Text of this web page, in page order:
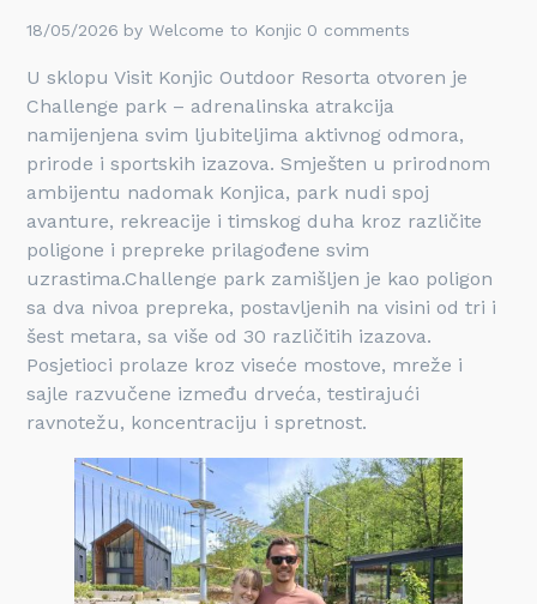
18/05/2026 byWelcome to Konjic 0 comments
U sklopu Visit Konjic Outdoor Resorta otvoren je
Challenge park – adrenalinska atrakcija
namijenjena svim ljubiteljima aktivnog odmora,
prirode i sportskih izazova. Smješten u prirodnom
ambijentu nadomak Konjica, park nudi spoj
avanture, rekreacije i timskog duha kroz različite
poligone i prepreke prilagođene svim
uzrastima.Challenge park zamišljen je kao poligon
sa dva nivoa prepreka, postavljenih na visini od tri i
šest metara, sa više od 30 različitih izazova.
Posjetioci prolaze kroz viseće mostove, mreže i
sajle razvučene između drveća, testirajući
ravnotežu, koncentraciju i spretnost.